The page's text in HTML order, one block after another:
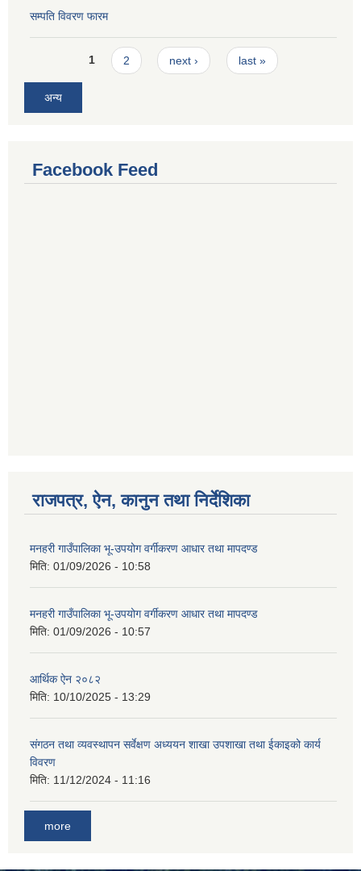
सम्पति विवरण फारम
Pages1 2 next › last »
अन्य
Facebook Feed
राजपत्र, ऐन, कानुन तथा निर्देशिका
मनहरी गाउँपालिका भू-उपयोग वर्गीकरण आधार तथा मापदण्ड
मिति: 01/09/2026 - 10:58
मनहरी गाउँपालिका भू-उपयोग वर्गीकरण आधार तथा मापदण्ड
मिति: 01/09/2026 - 10:57
आर्थिक ऐन २०८२
मिति: 10/10/2025 - 13:29
संगठन तथा व्यवस्थापन सर्वेक्षण अध्ययन शाखा उपशाखा तथा ईकाइको कार्य
विवरण
मिति: 11/12/2024 - 11:16
more